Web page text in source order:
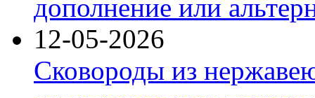
дополнение или
12-05-2026
Сковороды из